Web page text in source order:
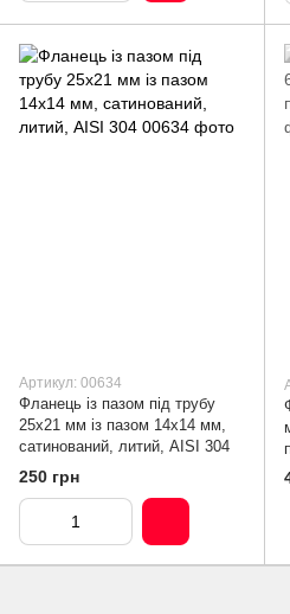
Артикул: 00634
Фланець із пазом під трубу
25х21 мм із пазом 14х14 мм,
сатинований, литий, AISI 304
250 грн